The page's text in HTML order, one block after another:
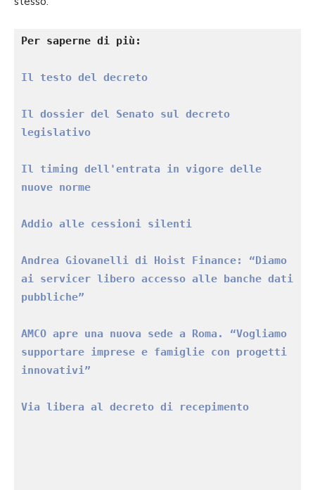
Per saperne di più:
Il testo del decreto
Il dossier del Senato sul decreto
legislativo
Il timing dell'entrata in vigore delle
nuove norme
Addio alle cessioni silenti
Andrea Giovanelli di Hoist Finance: “Diamo
ai servicer libero accesso alle banche dati
pubbliche”
AMCO apre una nuova sede a Roma. “Vogliamo
supportare imprese e famiglie con progetti
innovativi”
Via libera al decreto di recepimento